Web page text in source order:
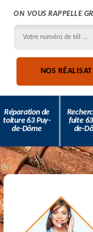
ON VOUS RAPPELLE
NOS
Réparation de
toiture 63 Puy-
de-Dôme
fuite
de-